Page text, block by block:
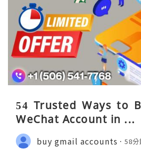
54 Trusted Ways to
WeChat Account in ...
buy gmail accounts 58分